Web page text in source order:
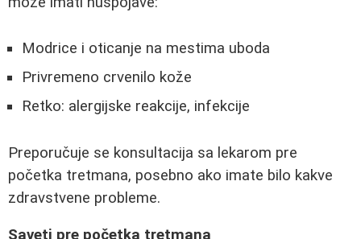
Modrice i oticanje na mestima uboda
Privremeno crvenilo kože
Retko: alergijske reakcije, infekcije
Preporučuje se konsultacija sa lekarom pre
početka tretmana, posebno ako imate bilo kakve
zdravstvene probleme.
Saveti pre početka tretmana